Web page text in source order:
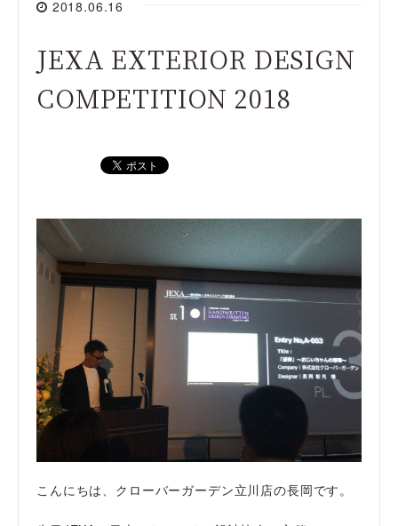
2018.06.16
JEXA EXTERIOR DESIGN
COMPETITION 2018
こんにちは、クローバーガーデン立川店の長岡です。